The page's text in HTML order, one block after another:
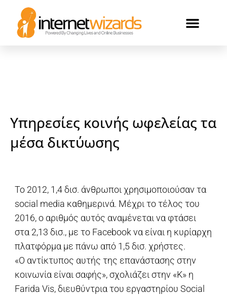
Υπηρεσίες κοινής ωφελείας τα
μέσα δικτύωσης
To 2012, 1,4 δισ. άνθρωποι χρησιμοποιούσαν τα
social media καθημερινά. Μέχρι το τέλος του
2016, ο αριθμός αυτός αναμένεται να φτάσει
στα 2,13 δισ., με το Facebook να είναι η κυρίαρχη
πλατφόρμα με πάνω από 1,5 δισ. χρήστες.
«Ο αντίκτυπος αυτής της επανάστασης στην
κοινωνία είναι σαφής», σχολιάζει στην «Κ» η
Farida Vis, διευθύντρια του εργαστηρίου Social